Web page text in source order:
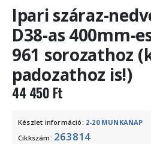
Ipari száraz-
D38-as 400mm-
961 sorozathoz
padozathoz is!)
44 450 Ft
Készlet információ: 2-20 MUNKANAP
Cikkszám: 263814